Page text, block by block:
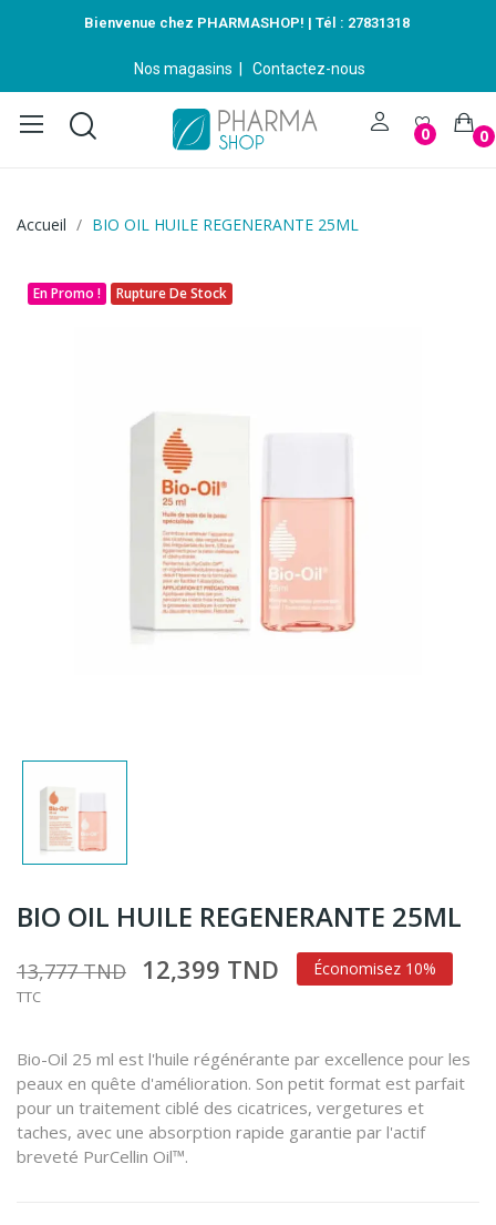
Bienvenue chez PHARMASHOP! | Tél : 27831318
Nos magasins Contactez-nous
0 0
Accueil BIO OIL HUILE REGENERANTE 25ML
En Promo ! Rupture De Stock
BIO OIL HUILE REGENERANTE 25ML
13,777 TND 12,399 TND Économisez 10%
TTC
Bio-Oil 25 ml est l'huile régénérante par excellence pour les
peaux en quête d'amélioration. Son petit format est parfait
pour un traitement ciblé des cicatrices, vergetures et
taches, avec une absorption rapide garantie par l'actif
breveté PurCellin Oil™.